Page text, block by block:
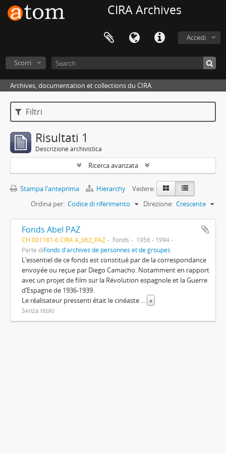
CIRA Archives
Accedi
Scorri
Archives, documentation et collections du CIRA
Filtri
Risultati 1
Descrizione archivistica
Ricerca avanzata
Stampa l'anteprima Hierarchy
Vedere:
Ordina per: Codice di riferimento Direzione: Crescente
Fonds Abel PAZ
CH 001181-6 CIRA A_062_PAZ Fonds
1956 - 1994
Parte diFonds d'archives de personnes et de groupes
L’essentiel de ce fonds est constitué par de la correspondance
envoyée ou reçue par Diego Camacho. Notamment en rapport
avec un projet de film sur la Révolution espagnole et la Guerre
d’Espagne de 1936-1939.
Le réalisateur pressenti était le cinéaste ... »
Senza titolo